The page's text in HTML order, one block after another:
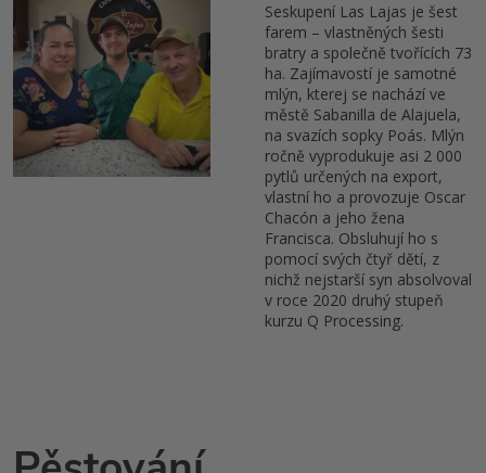
Seskupení Las Lajas je šest
farem – vlastněných šesti
bratry a společně tvořících 73
ha. Zajímavostí je samotné
mlýn, kterej se nachází ve
městě Sabanilla de Alajuela,
na svazích sopky Poás. Mlýn
ročně vyprodukuje asi 2 000
pytlů určených na export,
vlastní ho a provozuje Oscar
Chacón a jeho žena
Francisca. Obsluhují ho s
pomocí svých čtyř dětí, z
nichž nejstarší syn absolvoval
v roce 2020 druhý stupeň
kurzu Q Processing.